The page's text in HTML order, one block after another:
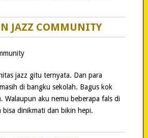
JAZZ COMMUNITY
jazz gitu ternyata. Dan para
di bangku sekolah. Bagus kok
Walaupun aku nemu beberapa fals di
bisa dinikmati dan bikin hepi.